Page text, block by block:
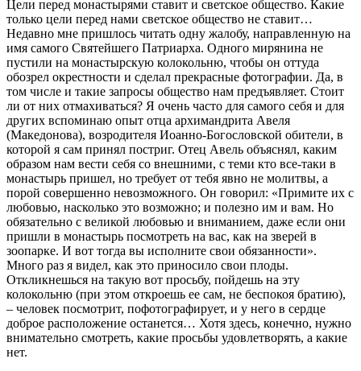
Цели перед монастырями ставит и светское общество. Какие
только цели перед нами светское общество не ставит…
Недавно мне пришлось читать одну жалобу, направленную на
имя самого Святейшего Патриарха. Одного мирянина не
пустили на монастырскую колокольню, чтобы он оттуда
обозрел окрестности и сделал прекрасные фотографии. Да, в
том числе и такие запросы общество нам предъявляет. Стоит
ли от них отмахиваться? Я очень часто для самого себя и для
других вспоминаю опыт отца архимандрита Авеля
(Македонова), возродителя Иоанно-Богословской обители, в
которой я сам принял постриг. Отец Авель объяснял, каким
образом нам вести себя со внешними, с теми кто все-таки в
монастырь пришел, но требует от тебя явно не молитвы, а
порой совершенно невозможного. Он говорил: «Примите их с
любовью, насколько это возможно; и полезно им и вам. Но
обязательно с великой любовью и вниманием, даже если они
пришли в монастырь посмотреть на вас, как на зверей в
зоопарке. И вот тогда вы исполните свои обязанности».
Много раз я видел, как это приносило свои плоды.
Откликнешься на такую вот просьбу, пойдешь на эту
колокольню (при этом откроешь ее сам, не беспокоя братию),
– человек посмотрит, пофотографирует, и у него в сердце
доброе расположение останется… Хотя здесь, конечно, нужно
внимательно смотреть, какие просьбы удовлетворять, а какие
нет.